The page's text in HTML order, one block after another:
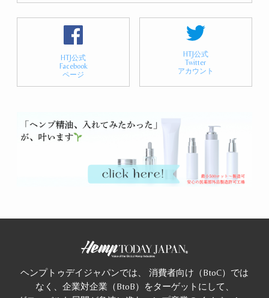
HTJ公式
Facebook
ページ
HTJ公式
Twitter
アカウント
ヘンプトゥデイジャパンでは、 消費者向け（BtoC）では
なく、企業対企業（BtoB）をターゲットにして、